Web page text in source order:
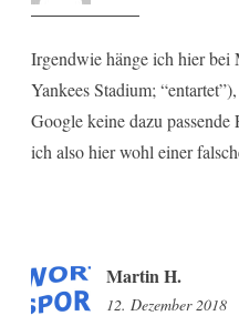
Irgendwie hänge ich hier
Yankees Stadium;
Google keine dazu
ich also hier wohl einer
Martin H.
12. Dezember 2018